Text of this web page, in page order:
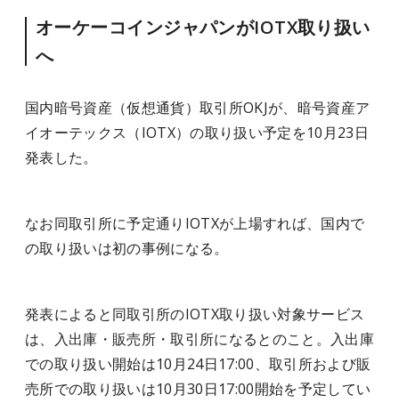
オーケーコインジャパンがIOTX取り扱い
へ
国内暗号資産（仮想通貨）取引所OKJが、暗号資産ア
イオーテックス（IOTX）の取り扱い予定を10月23日
発表した。
なお同取引所に予定通りIOTXが上場すれば、国内で
の取り扱いは初の事例になる。
発表によると同取引所のIOTX取り扱い対象サービス
は、入出庫・販売所・取引所になるとのこと。入出庫
での取り扱い開始は10月24日17:00、取引所および販
売所での取り扱いは10月30日17:00開始を予定してい